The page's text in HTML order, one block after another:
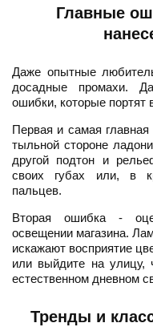
Главные
Даже опытные
досадные промахи.
ошибки, которые портят
Первая и самая
тыльной стороне
другой подтон и
своих губах или, в
пальцев.
Вторая ошибка -
освещении магазина.
искажают восприятие
или выйдите на улицу,
естественном дневном
Тренды и